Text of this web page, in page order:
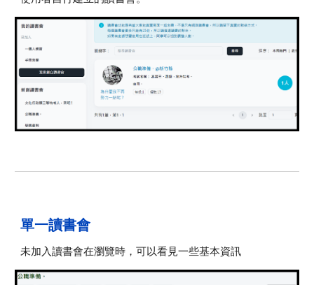
單一讀書會
未加入讀書會在瀏覽時，可以看見一些基本資訊